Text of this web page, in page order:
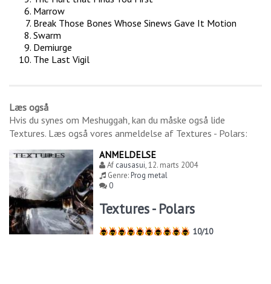
Marrow
Break Those Bones Whose Sinews Gave It Motion
Swarm
Demiurge
The Last Vigil
Læs også
Hvis du synes om Meshuggah, kan du måske også lide
Textures. Læs også vores anmeldelse af Textures - Polars:
ANMELDELSE
Af causasui,12. marts 2004
Genre:Prog metal
0
Textures - Polars
10/10